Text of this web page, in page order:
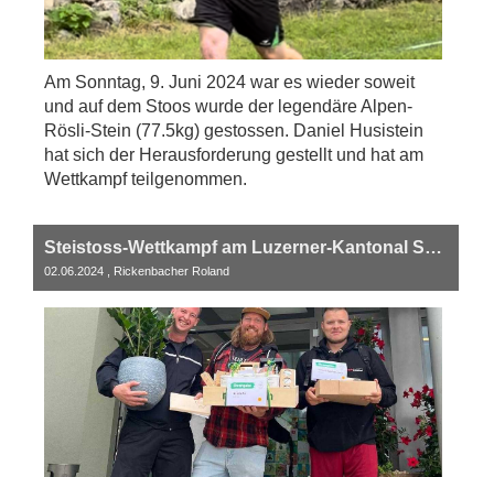
Am Sonntag, 9. Juni 2024 war es wieder soweit
und auf dem Stoos wurde der legendäre Alpen-
Rösli-Stein (77.5kg) gestossen. Daniel Husistein
hat sich der Herausforderung gestellt und hat am
Wettkampf teilgenommen.
Steistoss-Wettkampf am Luzerner-Kantonal Schwingfest vom Sonntag, 2. Juni 2024 in Hasle LU
02.06.2024 , Rickenbacher Roland